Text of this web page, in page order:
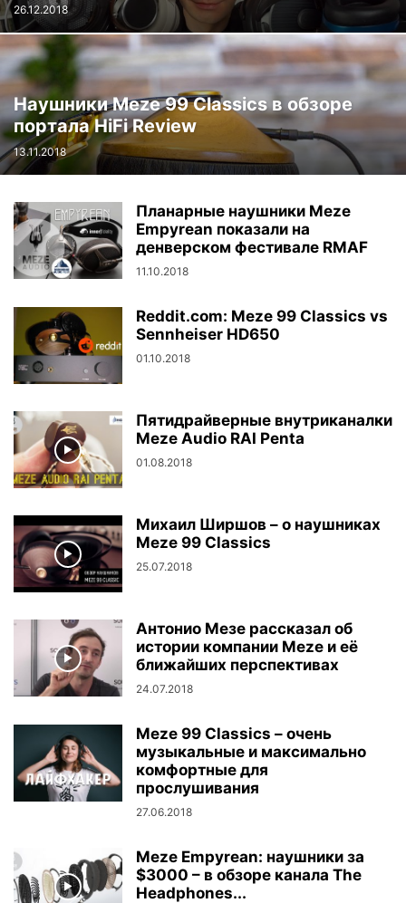
26.12.2018
Наушники Meze 99 Classics в обзоре
портала HiFi Review
13.11.2018
Планарные наушники Meze
Empyrean показали на
денверском фестивале RMAF
11.10.2018
Reddit.com: Meze 99 Classics vs
Sennheiser HD650
01.10.2018
Пятидрайверные внутриканалки
Meze Audio RAI Penta
01.08.2018
Михаил Ширшов – о наушниках
Meze 99 Classics
25.07.2018
Антонио Мезе рассказал об
истории компании Meze и её
ближайших перспективах
24.07.2018
Meze 99 Classics – очень
музыкальные и максимально
комфортные для
прослушивания
27.06.2018
Meze Empyrean: наушники за
$3000 – в обзоре канала The
Headphones...